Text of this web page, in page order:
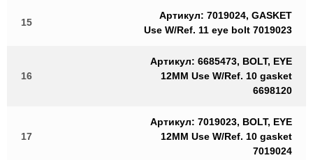
15
Артикул: 7019024, GASKET
Use W/Ref. 11 eye bolt 7019023
16
Артикул: 6685473, BOLT, EYE
12MM Use W/Ref. 10 gasket
6698120
17
Артикул: 7019023, BOLT, EYE
12MM Use W/Ref. 10 gasket
7019024